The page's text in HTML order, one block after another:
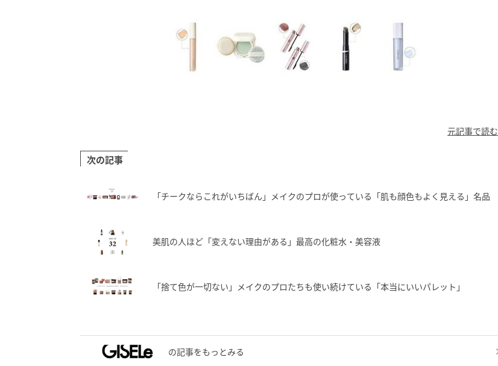
元記事で読む
次の記事
「チークならこれがいちばん」メイクのプロが使っている「肌も顔色もよく見える」名品
美肌の人ほど「変えない理由がある」最高の化粧水・美容液
「捨て色が一切ない」メイクのプロたちも使い続けている「本当にいいパレット」
の記事をもっとみる